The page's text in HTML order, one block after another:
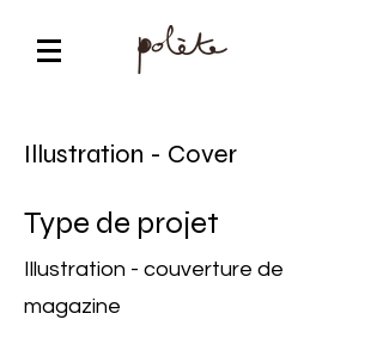
Illustration - Cover
Type de projet
Illustration - couverture de
magazine